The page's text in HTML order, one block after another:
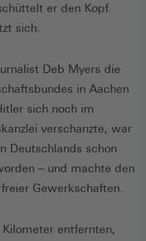
er den Kopf.
sich.
Deb Myers die
in Aachen
sich noch im
verschanzte, war
Deutschlands schon
– und machte den
Gewerkschaften.
entfernten,